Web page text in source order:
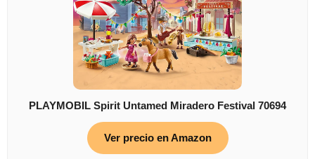
PLAYMOBIL Spirit Untamed Miradero Festival 70694
Ver precio en Amazon